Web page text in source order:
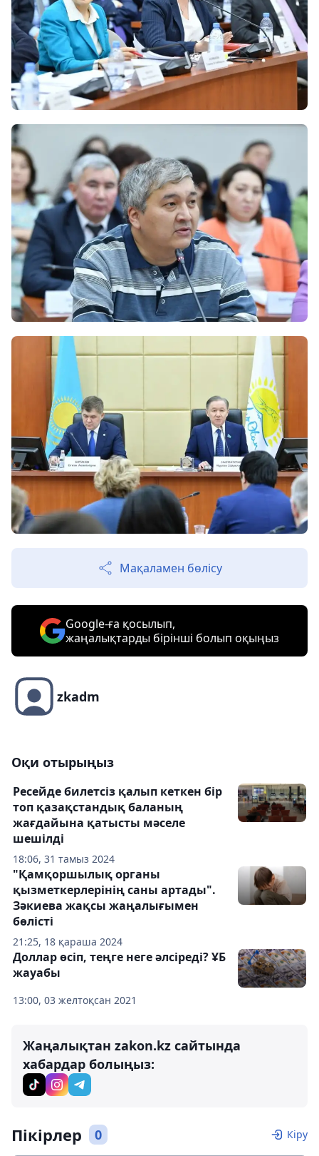
Мақаламен бөлісу
Google-ға қосылып,
жаңалықтарды бірінші болып оқыңыз
zkadm
Оқи отырыңыз
18:06, 31 тамыз 2024
Ресейде билетсіз қалып кеткен бір
топ қазақстандық баланың
жағдайына қатысты мәселе
шешілді
21:25, 18 қараша 2024
"Қамқоршылық органы
қызметкерлерінің саны артады".
Зәкиева жақсы жаңалығымен
бөлісті
13:00, 03 желтоқсан 2021
Доллар өсіп, теңге неге әлсіреді? ҰБ
жауабы
Жаңалықтан zakon.kz сайтында
хабардар болыңыз:
Пікірлер 0 Кіру